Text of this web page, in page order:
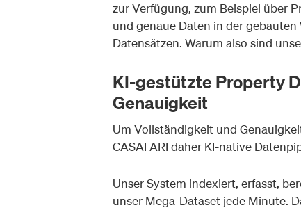
zur Verfügung, zum Beispiel über
und genaue Daten in der
Datensätzen. Warum also sind
KI-gestützte Property
Genauigkeit
Um Vollständigkeit und
CASAFARI daher KI-native
Unser System indexiert, erfasst,
unser Mega-Dataset jede Minute.